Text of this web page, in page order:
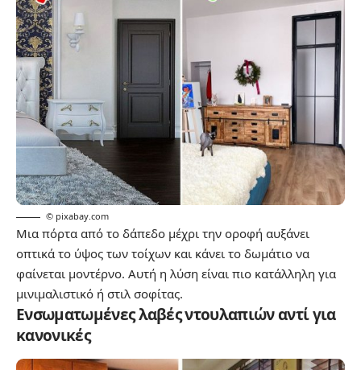
© pixabay.com
Μια πόρτα από το δάπεδο μέχρι την οροφή αυξάνει
οπτικά το ύψος των τοίχων και κάνει το δωμάτιο να
φαίνεται μοντέρνο. Αυτή η λύση είναι πιο κατάλληλη για
μινιμαλιστικό ή στιλ σοφίτας.
Ενσωματωμένες λαβές ντουλαπιών αντί για
κανονικές